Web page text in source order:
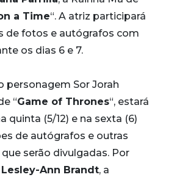
a Time“. A atriz participará
de fotos e autógrafos com
os dias 6 e 7.
personagem Sor Jorah
“Game of Thrones“, estará
quinta (5/12) e na sexta (6)
de autógrafos e outras
serão divulgadas. Por
Lesley-Ann Brandt, a